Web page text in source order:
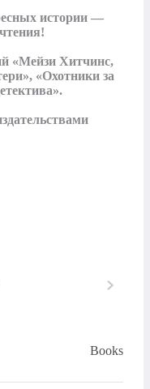
истории —
«Мейзи Хитчинс,
«Охотники за
Books